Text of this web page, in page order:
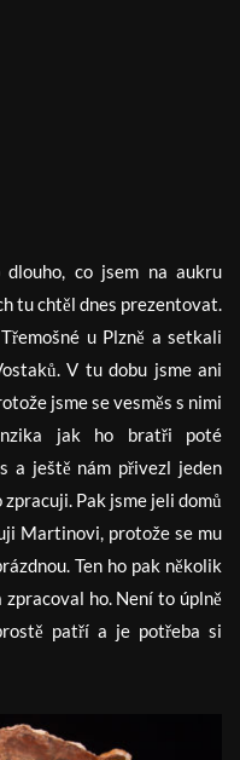
co jsem na aukru
tu chtěl dnes prezentovat.
u Plzně a setkali
V tu dobu jsme ani
jsme se vesměs s nimi
jak ho bratři poté
a ještě nám přivezl jeden
Pak jsme jeli domů
Martinovi, protože se mu
Ten ho pak několik
ho. Není to úplně
patří a je potřeba si